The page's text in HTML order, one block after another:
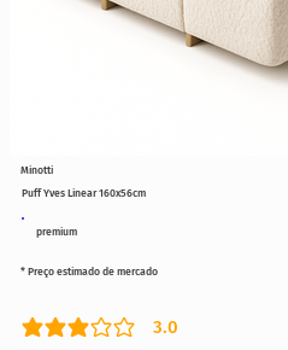
premium
Puff Yves Linear 160x56cm
3.0
classificação média é 3 de 5
* Preço estimado de mercado
Minotti